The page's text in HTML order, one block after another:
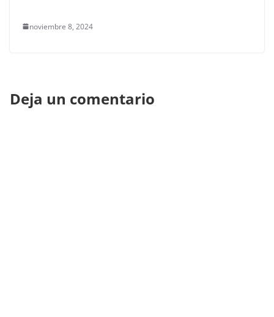
noviembre 8, 2024
Deja un comentario